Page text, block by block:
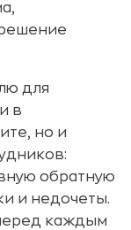
для
в
но и
обратную
и недочеты.
каждым